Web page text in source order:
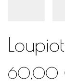
Loupiot
60,00